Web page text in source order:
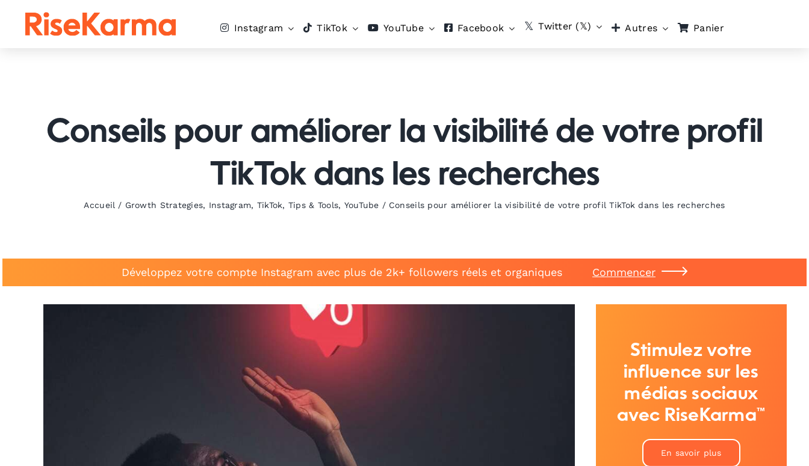
Instagram TikTok YouTube Facebook Twitter (𝕏) Autres Panier
Conseils pour améliorer la visibilité de votre profil
TikTok dans les recherches
Accueil / Growth Strategies, Instagram, TikTok, Tips & Tools, YouTube / Conseils pour améliorer la visibilité de votre profil TikTok dans les recherches
Développez votre compte Instagram avec plus de 2k+ followers réels et organiques Commencer
Stimulez votre
influence sur les
médias sociaux
avec RiseKarma™
En savoir plus